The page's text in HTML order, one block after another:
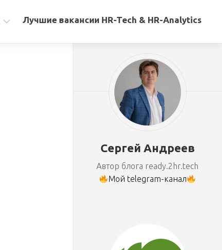
Лучшие вакансии HR-Tech & HR-Analytics
Сергей Андреев
Автор блога ready.2hr.tech
Мой telegram-канал